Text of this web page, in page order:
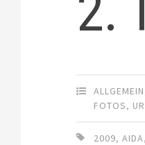
ALLGEMEIN
FOTOS,
2009,AIDA,